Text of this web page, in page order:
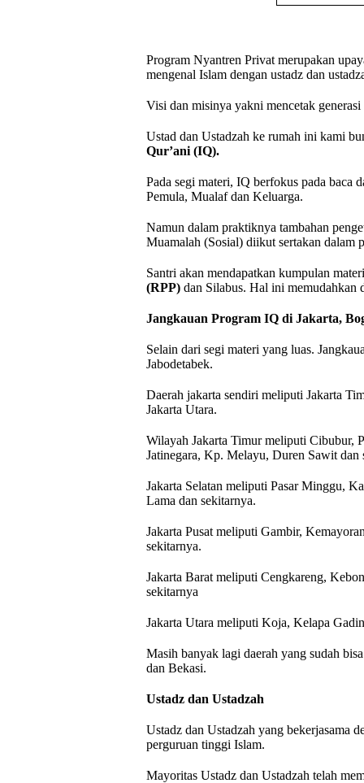
Program Nyantren Privat merupakan
mengenal Islam dengan ustadz dan
Visi dan misinya yakni mencetak
Ustad dan Ustadzah ke rumah ini kami
Qur’ani (IQ).
Pada segi materi, IQ berfokus pada baca
Pemula, Mualaf dan Keluarga.
Namun dalam praktiknya tambahan
Muamalah (Sosial) diikut sertakan dalam
Santri akan mendapatkan kumpulan
(RPP)dan Silabus. Hal ini memudahkan
Jangkauan Program IQ di Jakarta,
Selain dari segi materi yang luas.
Jabodetabek.
Daerah jakarta sendiri meliputi Jakarta
Jakarta Utara.
Wilayah Jakarta Timur meliputi Cibubur,
Jatinegara, Kp. Melayu, Duren Sawit dan
Jakarta Selatan meliputi Pasar Minggu,
Lama dan sekitarnya.
Jakarta Pusat meliputi Gambir,
sekitarnya.
Jakarta Barat meliputi Cengkareng,
sekitarnya
Jakarta Utara meliputi Koja, Kelapa
Masih banyak lagi daerah yang sudah
dan Bekasi.
Ustadz dan Ustadzah
Ustadz dan Ustadzah yang bekerjasama
perguruan tinggi Islam.
Mayoritas Ustadz dan Ustadzah telah